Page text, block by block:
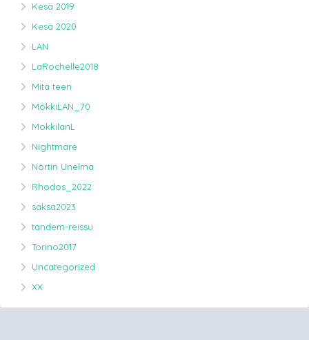
Kesä 2019
Kesä 2020
LAN
LaRochelle2018
Mitä teen
MökkiLAN_70
MokkilanL
Nightmare
Nörtin Unelma
Rhodos_2022
saksa2023
tandem-reissu
Torino2017
Uncategorized
XX